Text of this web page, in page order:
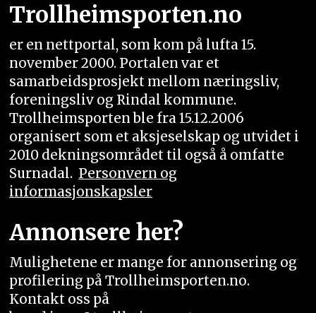
Trollheimsporten.no
er en nettportal, som kom på lufta 15.
november 2000. Portalen var et
samarbeidsprosjekt mellom næringsliv,
foreningsliv og Rindal kommune.
Trollheimsporten ble fra 15.12.2006
organisert som et aksjeselskap og utvidet i
2010 dekningsområdet til også å omfatte
Surnadal. Personvern og
informasjonskapsler
Annonsere her?
Mulighetene er mange for annonsering og
profilering på Trollheimsporten.no.
Kontakt oss på